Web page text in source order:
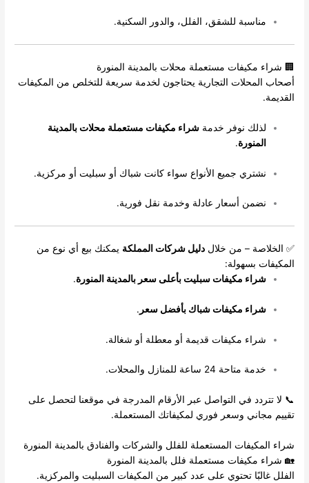
مناسبة للشقق، الفلل، والدور السكنية.
🏢 شراء مكيفات مستعملة محلات بالمدينة المنورة
أصحاب المحلات التجارية يحتاجون لخدمة سريعة للتخلص من المكيفات
القديمة.
لذلك نوفر خدمةشراء مكيفات مستعملة محلات بالمدينة
المنورة.
نشتري جميع الأنواع سواء كانت شباك أو سبليت أو مركزية.
نضمن أسعار عادلة وخدمة نقل فورية.
✅ الخلاصة – من خلالدليل شركات المملكة يمكنك بيع أي نوع من
المكيفات بسهولة:
شراء مكيفات سبليت بأعلى سعر بالمدينة المنورة.
شراء مكيفات شباك بأفضل سعر .
شراء مكيفات قديمة أو معطلة أو شغالة.
خدمة متاحة 24 ساعة للمنازل والمحلات.
📞 لا تتردد في التواصل عبر الأرقام المدرجة في موقعنا لتحصل على
تقييم مجاني وسعر فوري لمكيفاتك المستعملة.
شراء المكيفات المستعملة للفلل والشركات والفنادق بالمدينة المنورة
🏡 شراء مكيفات مستعملة فلل بالمدينة المنورة
الفلل غالبًا تحتوي على عدد كبير من المكيفات السبليت والمركزية.